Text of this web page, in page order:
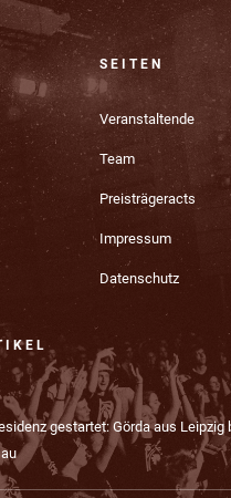
SEITEN
Veranstaltende
Team
Preisträgeracts
Impressum
Datenschutz
gestartet: Görda aus Leipzig